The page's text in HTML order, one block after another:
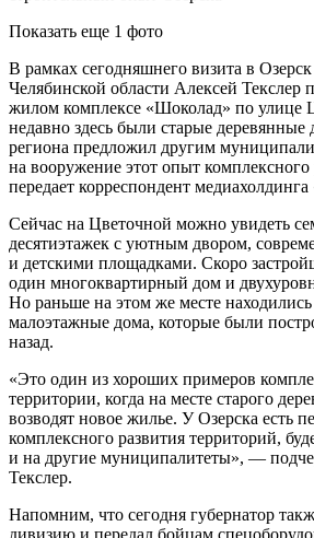
Показать еще 1 фото
В рамках сегодняшнего визита в Озерск
Челябинской области Алексей Текслер
жилом комплексе «Шоколад» по улице
недавно здесь были старые деревянные
региона предложил другим
на вооружение этот опыт комплексного
передает корреспондент
Сейчас на Цветочной можно увидеть
десятиэтажек с уютным двором,
и детскими площадками. Скоро
один многоквартирный дом и
Но раньше на этом же месте
малоэтажные дома, которые были
назад.
«Это один из хороших примеров
территории, когда на месте старого
возводят новое жилье. У Озерска есть
комплексного развития территорий,
и на другие муниципалитеты», —
Текслер.
Напомним, что сегодня губернатор
дивизию и передал бойцам